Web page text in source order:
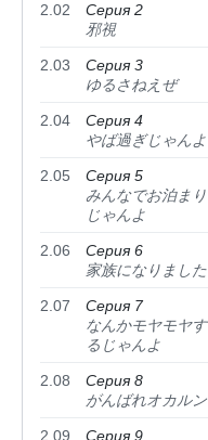
2.02
Серия 2
邪視
2.03
Серия 3
ゆるさねえぜ
2.04
Серия 4
やば過ぎじゃんよ
2.05
Серия 5
みんなでお泊まり
じゃんよ
2.06
Серия 6
家族になりました
2.07
Серия 7
なんかモヤモヤす
るじゃんよ
2.08
Серия 8
がんばれオカルン
2.09
Серия 9